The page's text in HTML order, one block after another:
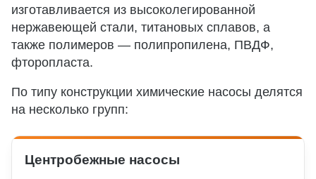
изготавливается из высоколегированной
нержавеющей стали, титановых сплавов, а
также полимеров — полипропилена, ПВДФ,
фторопласта.
По типу конструкции химические насосы делятся
на несколько групп:
Центробежные насосы